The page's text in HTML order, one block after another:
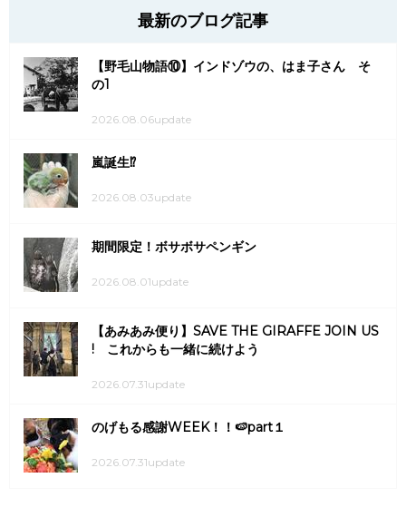
最新のブログ記事
【野毛山物語⑩】インドゾウの、はま子さん そ
の1
2026.08.06update
嵐誕生⁉
2026.08.03update
期間限定！ボサボサペンギン
2026.08.01update
【あみあみ便り】SAVE THE GIRAFFE JOIN US
! これからも一緒に続けよう
2026.07.31update
のげもる感謝WEEK！！🍉part１
2026.07.31update